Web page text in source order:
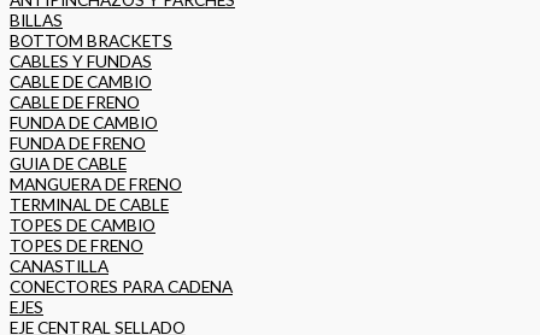
BILLAS
BOTTOM BRACKETS
CABLES Y FUNDAS
CABLE DE CAMBIO
CABLE DE FRENO
FUNDA DE CAMBIO
FUNDA DE FRENO
GUIA DE CABLE
MANGUERA DE FRENO
TERMINAL DE CABLE
TOPES DE CAMBIO
TOPES DE FRENO
CANASTILLA
CONECTORES PARA CADENA
EJES
EJE CENTRAL SELLADO